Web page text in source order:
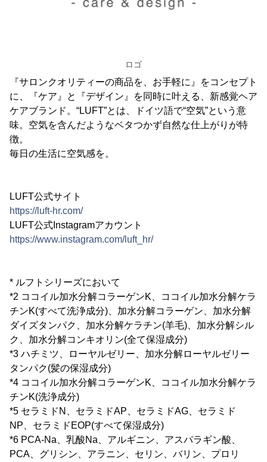
ロゴ
『サロンクオリティーの商品を、お手軽に』をコンセプト
に、『ケア』と『デザイン』を同時に叶える、新感覚ヘア
ケアブランド。“LUFT”とは、ドイツ語で“空気”という意
味。空気を含んだようなベタつかず自然な仕上がりが特
徴。
毎日の生活に空気感を。
LUFT公式サイト
https://luft-hr.com/
LUFT公式Instagramアカウント
https://www.instagram.com/luft_hr/
* ルフトシリーズにおいて
*2 ココイル加水分解コラーゲンK、ココイル加水分解ケラ
チンK(すべて洗浄成分)、加水分解コラーゲン、加水分解
ダイズタンパク、加水分解ケラチン(羊毛)、加水分解シル
ク、加水分解コンキオリン(全て保湿成分)
*3 ハチミツ、ローヤルゼリー、加水分解ローヤルゼリー
タンパク(髪の保湿成分)
*4 ココイル加水分解コラーゲンK、ココイル加水分解ケラ
チンK(洗浄成分)
*5 セラミドN、セラミドAP、セラミドAG、セラミド
NP、セラミドEOP(すべて保湿成分)
*6 PCA-Na、乳酸Na、アルギニン、アスパラギン酸、
PCA、グリシン、アラニン、セリン、バリン、プロリ